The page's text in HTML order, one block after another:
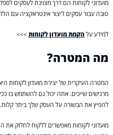
מועדוני לקוחות הם דרך מצוינת לעסקים
טובה עבור עסקים ליצור אינטראקציה עם
למידע עלהקמת מועדון לקוחות>>>
מה המטרה?
המטרה העיקרית של יצירת מועדון לקוחות
מרגישים שייכים. אתה יכול גם להשתמש בו
להפיץ את הבשורה על העסק שלך ביתר קלות.
מועדוני לקוחות מאפשרים ללקוח לחלוק את